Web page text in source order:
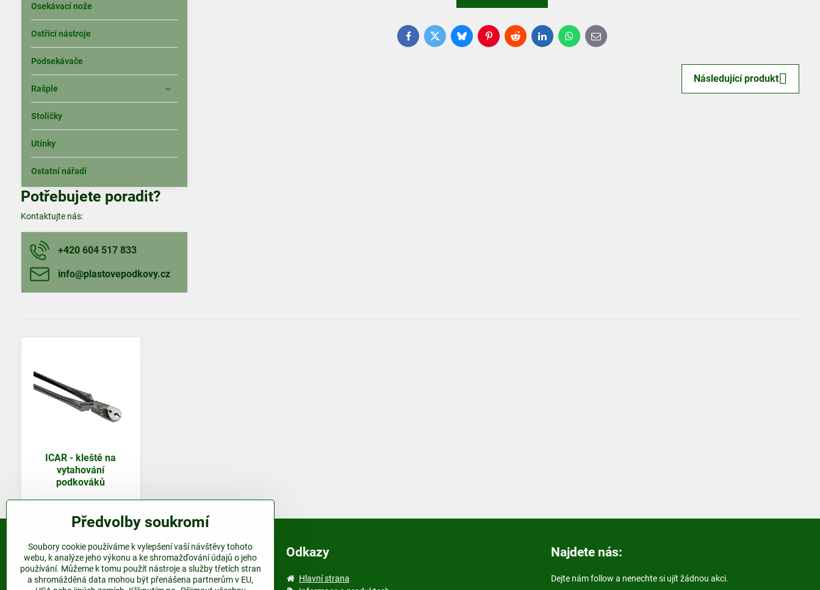
FacebookTwitterBlueskyPinterestRedditLinkedInWhatsApp
E-
mail
Následující produkt
Osekávací nože
Ostřící nástroje
Podsekávače
Rašple
Stoličky
Utínky
Ostatní nářadí
Potřebujete poradit?
Kontaktujte nás:
+420 604 517 833
info​@plastovepodkovy​.cz
ICAR - kleště na
vytahování
podkováků
Kontakt
www.plastovepodkovy.cz
Odkazy
Hlavní strana
Najdete nás:
Dejte nám follow a nenechte si ujít žádnou akci.
Předvolby soukromí
Soubory cookie používáme k vylepšení vaší návštěvy tohoto
webu, k analýze jeho výkonu a ke shromažďování údajů o jeho
používání. Můžeme k tomu použít nástroje a služby třetích stran
a shromážděná data mohou být přenášena partnerům v EU,